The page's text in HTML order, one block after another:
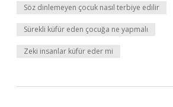
Söz dinlemeyen çocuk nasıl terbiye edilir
Sürekli küfür eden çocuğa ne yapmalı
Zeki insanlar küfür eder mi